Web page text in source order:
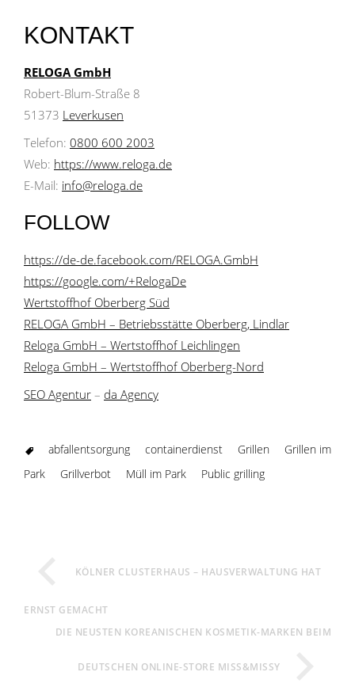
KONTAKT
RELOGA GmbH
Robert-Blum-Straße 8
51373 Leverkusen
Telefon: 0800 600 2003
Web: https://www.reloga.de
E-Mail: info@reloga.de
FOLLOW
https://de-de.facebook.com/RELOGA.GmbH
https://google.com/+RelogaDe
Wertstoffhof Oberberg Süd
RELOGA GmbH – Betriebsstätte Oberberg, Lindlar
Reloga GmbH – Wertstoffhof Leichlingen
Reloga GmbH – Wertstoffhof Oberberg-Nord
SEO Agentur – da Agency
abfallentsorgung containerdienst Grillen
Grillen im
Park
Grillverbot Müll im Park Public grilling
KÖLNER CLUSTERHAUS – HAUSVERWALTUNG HAT
ERNST GEMACHT
DIE NEUSTEN KOREANISCHEN KOSMETIK-MARKEN BEIM
DEUTSCHEN ONLINE-STORE MISS&MISSY